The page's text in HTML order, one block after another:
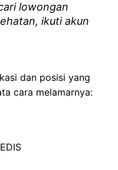
lowongan
ikuti akun
dan posisi yang
cara melamarnya: